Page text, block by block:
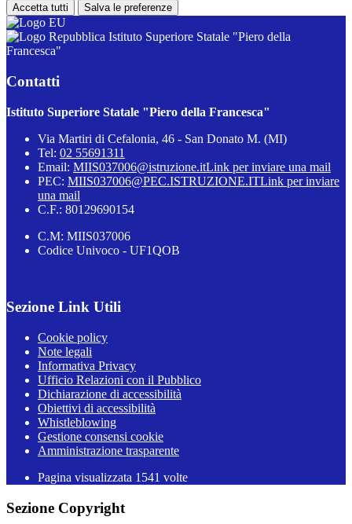
Accetta tutti Salva le preferenze
Istituto Superiore Statale "Piero della
Francesca"
Contatti
Istituto Superiore Statale "Piero della Francesca"
Via Martiri di Cefalonia, 46 - San Donato M. (MI)
Tel: 02 55691311
Email: MIIS037006@istruzione.itLink per inviare una mail
PEC: MIIS037006@PEC.ISTRUZIONE.ITLink per inviare
una mail
C.F.: 80129690154
C.M: MIIS037006
Codice Univoco - UF1QOB
Sezione Link Utili
Cookie policy
Note legali
Informativa Privacy
Ufficio Relazioni con il Pubblico
Dichiarazione di accessibilità
Obiettivi di accessibilità
Whistleblowing
Gestione consensi cookie
Amministrazione trasparente
Pagina visualizzata 1541 volte
Sezione Copyright